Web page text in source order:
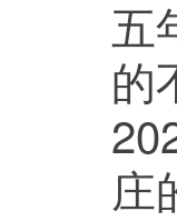
五
的
庄